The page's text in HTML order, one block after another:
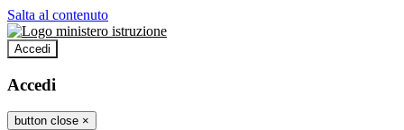
Salta al contenuto
Accedi
Accedi
button close ×